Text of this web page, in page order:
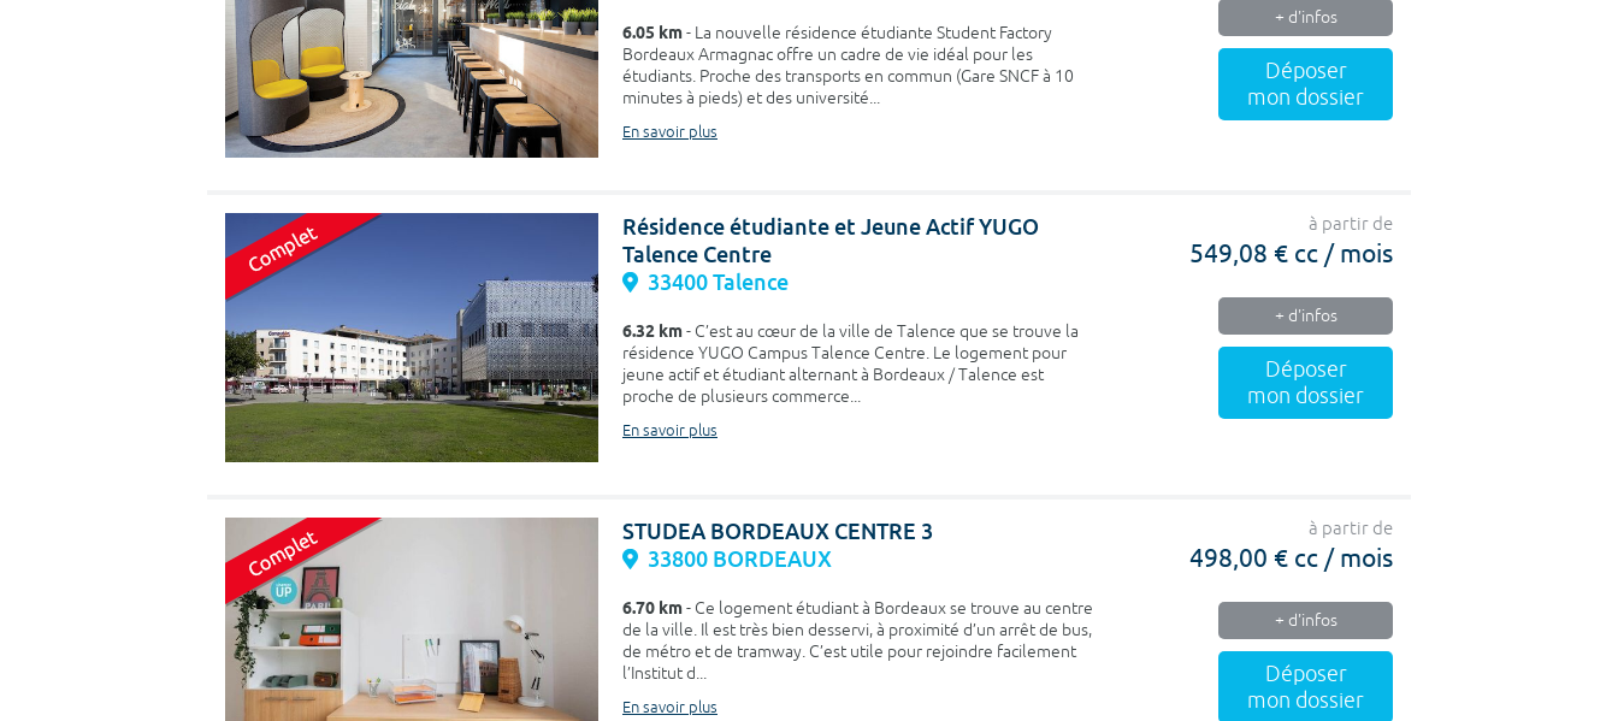
6.05 km- La nouvelle résidence étudiante Student Factory
Bordeaux Armagnac offre un cadre de vie idéal pour les
étudiants. Proche des transports en commun (Gare SNCF à 10
minutes à pieds) et des université...
En savoir plus
+ d'infos
Déposer
mon dossier
Résidence étudiante et Jeune Actif YUGO
Talence Centre
33400 Talence
6.32 km- C’est au cœur de la ville de Talence que se trouve la
résidence YUGO Campus Talence Centre. Le logement pour
jeune actif et étudiant alternant à Bordeaux / Talence est
proche de plusieurs commerce...
En savoir plus
à partir de
549,08 € cc / mois
+ d'infos
Déposer
mon dossier
STUDEA BORDEAUX CENTRE 3
33800 BORDEAUX
6.70 km- Ce logement étudiant à Bordeaux se trouve au centre
de la ville. Il est très bien desservi, à proximité d’un arrêt de bus,
de métro et de tramway. C’est utile pour rejoindre facilement
l’Institut d...
En savoir plus
à partir de
498,00 € cc / mois
+ d'infos
Déposer
mon dossier